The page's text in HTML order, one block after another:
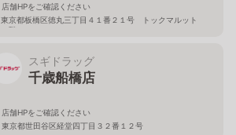
店舗HPをご確認ください
東京都板橋区徳丸三丁目４１番２１号 トックマルット
１階
スギドラッグ
千歳船橋店
店舗HPをご確認ください
東京都世田谷区経堂四丁目３２番１２号